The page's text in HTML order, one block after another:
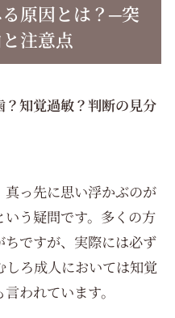
原因とは？─突
注意点
知覚過敏？判断の見分
っ先に思い浮かぶのが
う疑問です。多くの方
ですが、実際には必ず
しろ成人においては知覚
われています。